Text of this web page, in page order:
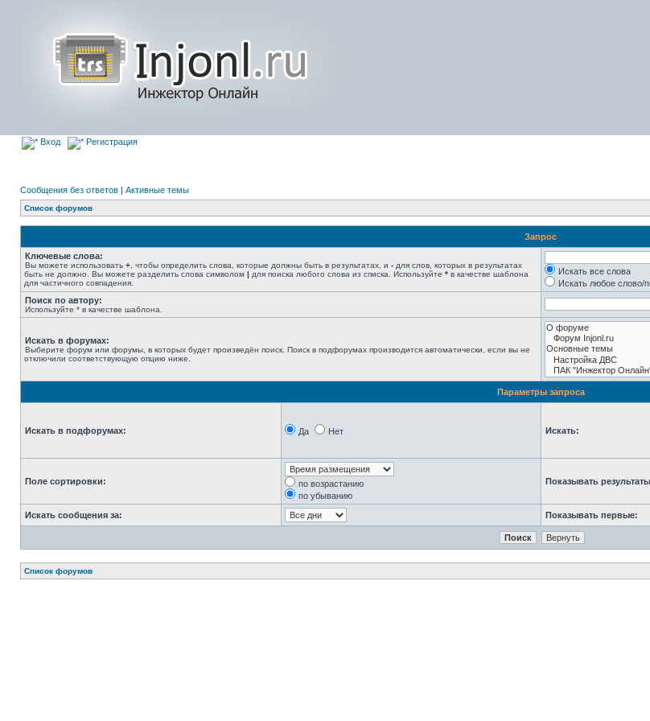
Вход Регистрация
Сообщения без ответов | Активные темы
Список форумов
Запрос
Ключевые слова:
Вы можете использовать + , чтобы определить слова, которые должны быть в результатах, и - для слов, которых в результатах
быть не должно. Вы можете разделить слова символом | для поиска любого слова из списка. Используйте * в качестве шаблона
для частичного совпадения.
Искать все слова
Искать любое слово/
Поиск по автору:
Используйте * в качестве шаблона.
Искать в форумах:
Выберите форум или форумы, в которых будет произведён поиск. Поиск в подфорумах производится автоматически, если вы не
отключили соответствующую опцию ниже.
Параметры запроса
Искать в подфорумах: Да Нет Искать:
Поле сортировки:
по возрастанию
по убыванию
Показывать
Искать сообщения за: Показывать первые:
Список форумов